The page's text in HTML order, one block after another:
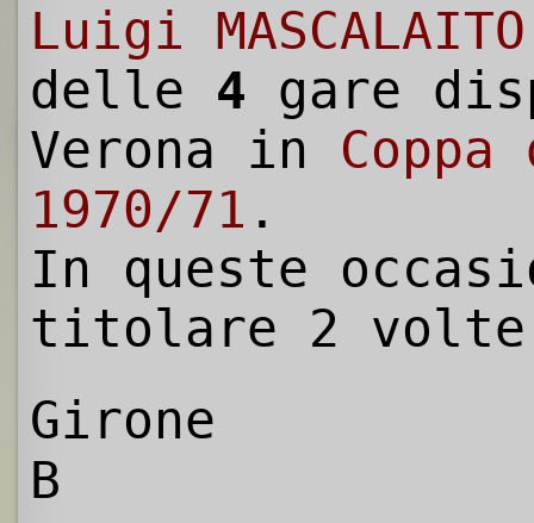
Luigi MASCALAITO
delle 4 gare
Verona in
1970/71 .
In queste
titolare 2
Girone
B